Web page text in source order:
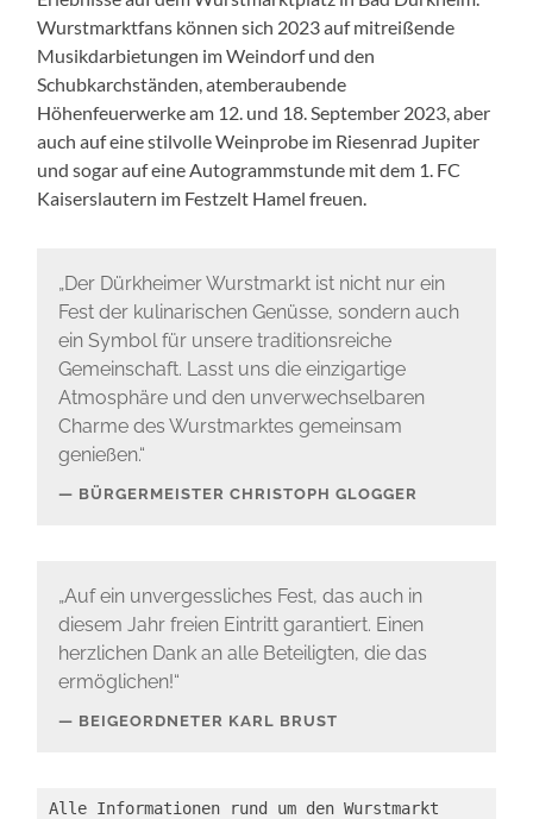
Wurstmarktfans können sich 2023 auf mitreißende
Musikdarbietungen im Weindorf und den
Schubkarchständen, atemberaubende
Höhenfeuerwerke am 12. und 18. September 2023, aber
auch auf eine stilvolle Weinprobe im Riesenrad Jupiter
und sogar auf eine Autogrammstunde mit dem 1. FC
Kaiserslautern im Festzelt Hamel freuen.
„Der Dürkheimer Wurstmarkt ist nicht nur ein
Fest der kulinarischen Genüsse, sondern auch
ein Symbol für unsere traditionsreiche
Gemeinschaft. Lasst uns die einzigartige
Atmosphäre und den unverwechselbaren
Charme des Wurstmarktes gemeinsam
genießen.“
BÜRGERMEISTER CHRISTOPH GLOGGER
„Auf ein unvergessliches Fest, das auch in
diesem Jahr freien Eintritt garantiert. Einen
herzlichen Dank an alle Beteiligten, die das
ermöglichen!“
BEIGEORDNETER KARL BRUST
Alle Informationen rund um den Wurstmarkt